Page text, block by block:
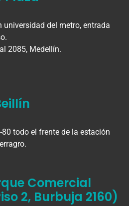
universidad del metro, entrada
2085, Medellín.
todo el frente de la estación
Comercial
2, Burbuja 2160)